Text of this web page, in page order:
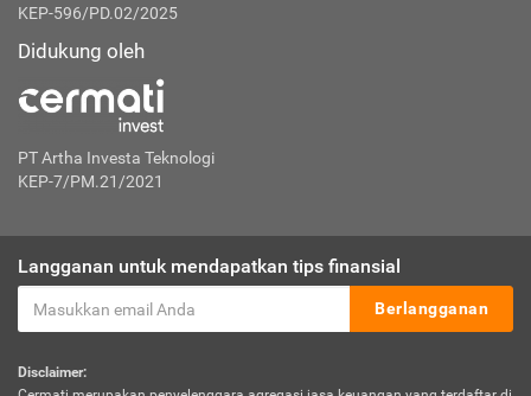
KEP-596/PD.02/2025
Didukung oleh
PT Artha Investa Teknologi
KEP-7/PM.21/2021
Langganan untuk mendapatkan tips finansial
Berlangganan
Disclaimer: